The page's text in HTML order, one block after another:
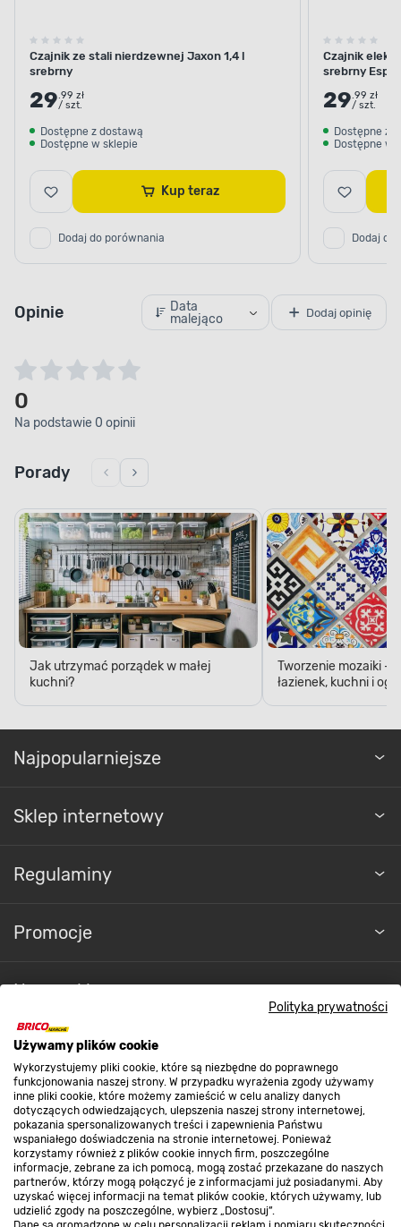
Polityka prywatności
Używamy plików cookie
Wykorzystujemy pliki cookie, które są niezbędne do poprawnego
funkcjonowania naszej strony. W przypadku wyrażenia zgody używamy
inne pliki cookie, które możemy zamieścić w celu analizy danych
dotyczących odwiedzających, ulepszenia naszej strony internetowej,
pokazania spersonalizowanych treści i zapewnienia Państwu
wspaniałego doświadczenia na stronie internetowej. Ponieważ
korzystamy również z plików cookie innych firm, poszczególne
informacje, zebrane za ich pomocą, mogą zostać przekazane do naszych
partnerów, którzy mogą połączyć je z informacjami już posiadanymi. Aby
uzyskać więcej informacji na temat plików cookie, których używamy, lub
udzielić zgody na poszczególne, wybierz „Dostosuj”.
Czajnik ze stali nierdzewnej Jaxon 1,4 l
srebrny
29.99 zł
/ szt.
Dostępne z dostawą
Dostępne w sklepie
Kup teraz
Dodaj do porównania
Czajnik
srebrny
29.99 zł
/ szt.
Dostępne z
Dostępne w
Dodaj do
Opinie
Data
malejąco
Dodaj opinię
0
Na podstawie 0 opinii
Porady
Jak utrzymać porządek w małej
kuchni?
Tworzenie mozaiki -
łazienek, kuchni i
Najpopularniejsze
Sklep internetowy
Regulaminy
Promocje
Nasze sklepy
O nas
Kontakt do sklepu
Strefa biznesu